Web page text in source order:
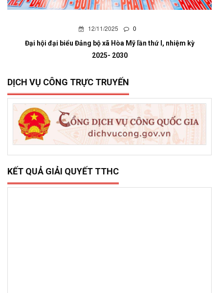
12/11/2025 0
Đại hội đại biểu Đảng bộ xã Hòa Mỹ lần thứ I, nhiệm kỳ
2025- 2030
DỊCH VỤ CÔNG TRỰC TRUYẾN
KẾT QUẢ GIẢI QUYẾT TTHC